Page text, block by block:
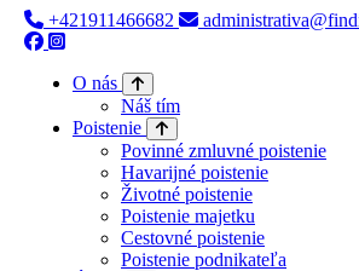
+421911466682
O nás
Náš tím
Poistenie
Povinné zmluvné poistenie
Havarijné poistenie
Životné poistenie
Poistenie majetku
Cestovné poistenie
Poistenie podnikateľa